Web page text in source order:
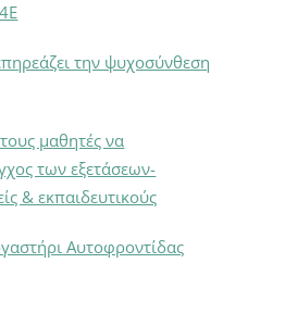
την ψυχοσύνθεση
μαθητές να
των εξετάσεων-
& εκπαιδευτικούς
Αυτοφροντίδας